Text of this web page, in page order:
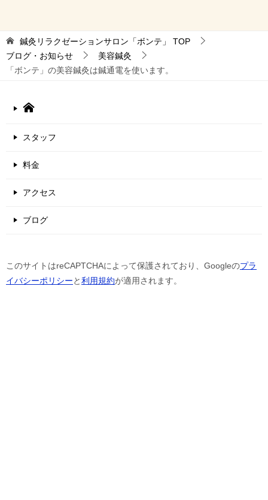
鍼灸リラクゼーションサロン「ボンテ」
TOP
ブログ・お知らせ
美容鍼灸
「ボンテ」の美容鍼灸は鍼通電を使います。
スタッフ
料金
アクセス
ブログ
このサイトはreCAPTCHAによって保護されており、Googleのプラ
イバシーポリシーと利用規約が適用されます。